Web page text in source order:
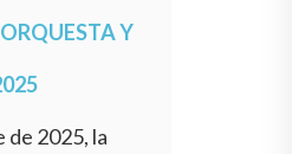
Y
de 2025, la